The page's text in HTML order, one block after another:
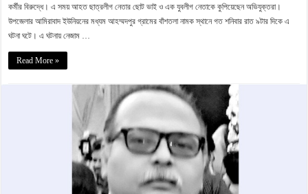
কর্মীর বিরুদ্ধে। এ সময় আহত ছাত্রলীগ নেতার ছোট ভাই ও এক যুবলীগ নেতাকে কুপিয়েছেন অভিযুক্তরা।
উপজেলার আমিরাবাদ ইউনিয়নের মধ্যম আহম্মদপুর গ্রামের বাঁশতলা নামক স্থানে গত শনিবার রাত ৯টার দিকে এ
ঘটনা ঘটে। এ ঘটনায় নেজাম …
Read More »